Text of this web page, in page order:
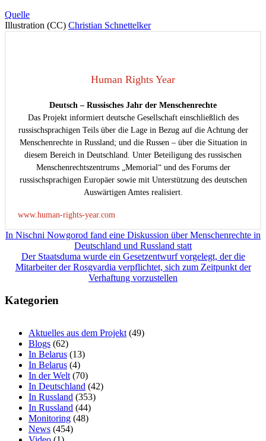
Quelle
Illustration (CC) Christian Schnettelker
Human Rights Year
Deutsch – Russisches Jahr der Menschenrechte
Das Projekt informiert deutsche Gesellschaft einschließlich des
russischsprachigen Teils über die Lage in Bezug auf die Achtung der
Menschenrechte in Russland; und die Russen – über die Situation in
diesem Bereich in Deutschland. Unter Beteiligung des russischen
Menschenrechtszentrums „Memorial“ und des Forums der
russischsprachigen Europäer sowie mit Unterstützung des deutschen
Auswärtigen Amtes realisiert.
www.human-rights-year.com
Beitragsnavigation
In Nischni Nowgorod fand eine Diskussion über Menschenrechte in
Deutschland und Russland statt
Der Staatsduma wurde ein Gesetzentwurf vorgelegt, der die
Mitarbeiter der Rosgvardia verpflichtet, sich zum Zeitpunkt der
Verhaftung vorzustellen
Kategorien
Aktuelles aus dem Projekt (49)
Blogs (62)
In Belarus (13)
In Belarus (4)
In der Welt (70)
In Deutschland (42)
In Russland (353)
In Russland (44)
Monitoring (48)
News (454)